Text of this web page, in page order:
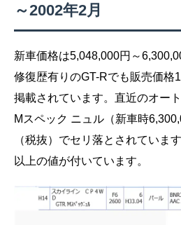
～2002年2月
新車価格は5,048,000円～
修復歴有りのGT-Rでも販売価格
掲載されています。直近のオー
Mスペック ニュル（新車時
（税抜）でセリ落とされていま
以上の値が付いています。